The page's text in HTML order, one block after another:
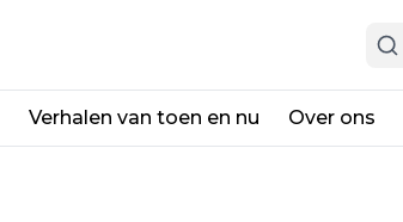
Verhalen van toen en nu Over ons